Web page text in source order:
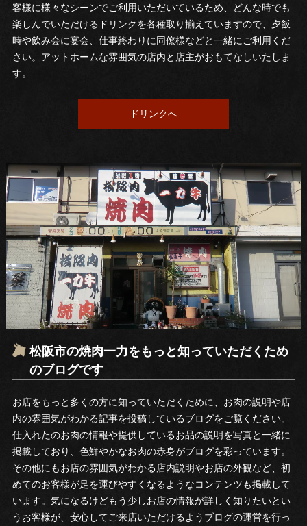
客様に様々なシーンでご利用いただいているため、どんな時でも
楽しんでいただけるドリンクを各種取り揃えていますので、夕飯
時や飲み会に宴会、仕事終わりに同僚様などと一緒にご利用くだ
さい。アットホームな雰囲気の店内と店主がおもてなしいたしま
す。
ドリンクへ
松阪市の焼肉一力をもっと知っていただくため
のブログです
お店をもっと多くの方に知っていただくために、お肉の説明や店
内の雰囲気がわかる記事を投稿しているブログをご覧ください。
仕入れたのお肉の情報や提供しているお品の説明を写真と一緒に
掲載しており、色鮮やかなお肉の赤身がブログを彩っています。
その他にもお店の雰囲気がわかる店内説明やお店の外観など、初
めてのお客様が足を運びやすくなるようなコンテンツも掲載して
います。気になるけどもう少しお店の情報が詳しく知りたいとい
うお客様が、安心してご来店いただけるようブログの運営を行っ